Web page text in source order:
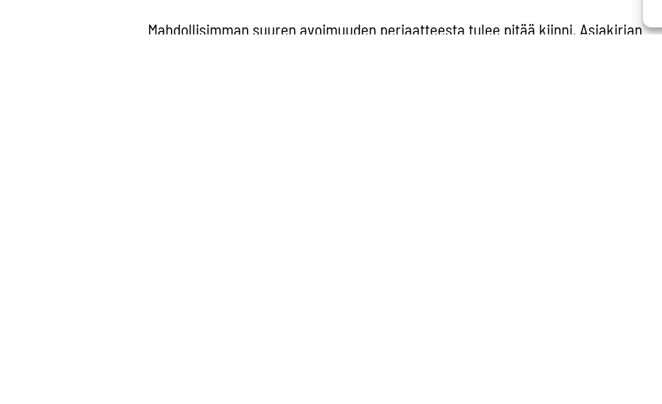
Mahdollisimman suuren avoimuuden periaatteesta tulee pitää kiinni. Asiakirjan